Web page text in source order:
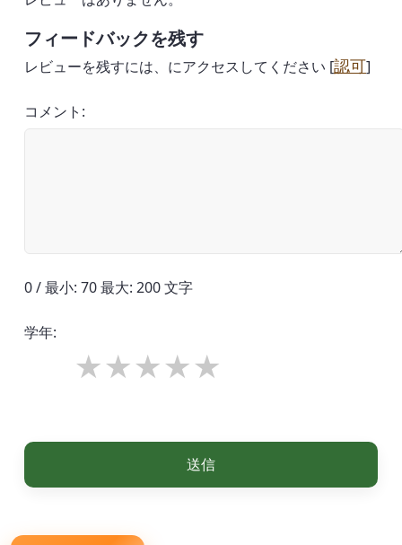
フィードバックを残す
レビューを残すには、にアクセスしてください [認可]
コメント:
0 / 最小: 70 最大: 200 文字
学年:
送信